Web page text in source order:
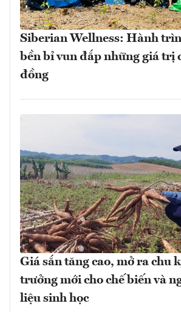
Siberian Wellness: Hành
bền bỉ vun đắp những giá trị
đồng
Giá sắn tăng cao, mở ra chu
trưởng mới cho chế biến và
liệu sinh học